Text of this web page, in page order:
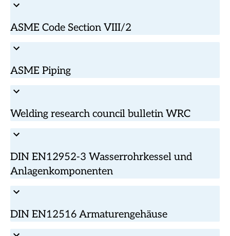
ASME Code Section VIII/2
ASME Piping
Welding research council bulletin WRC
DIN EN12952-3 Wasserrohrkessel und
Anlagenkomponenten
DIN EN12516 Armaturengehäuse